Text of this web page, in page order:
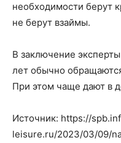
необходимости берут
не берут взаймы.
В заключение
лет обычно
При этом чаще дают в
Источник: https://
leisure.ru/2023/03/09/